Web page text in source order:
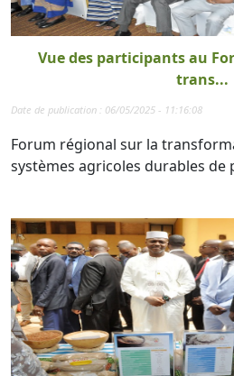
Vue des participants au
trans...
Date de publication : 06/05/2025 - 11:16:08
Forum régional sur la
systèmes agricoles durables de